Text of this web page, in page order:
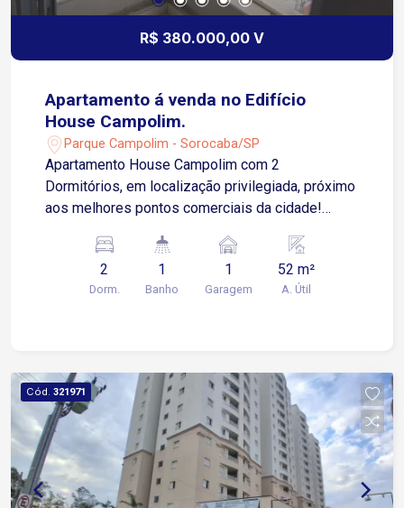
R$ 380.000,00 V
Apartamento á venda no Edifício
House Campolim.
Parque Campolim - Sorocaba/SP
Apartamento House Campolim com 2
Dormitórios, em localização privilegiada, próximo
aos melhores pontos comerciais da cidade!
iluminado, salas e cozinha com excelente
infraestrutura, 2 dormitórios, sala com varanda,
cozinha, banheiro e garagem, todos os ambientes
todos os condôminos, 02 elevadores, salão de
festa e uma excelente garagem coberta.
2
Dorm.
1
Banho
1
Garagem
52 m²
A. Útil
Cód. 321971